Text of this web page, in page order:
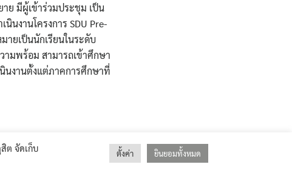
ย มีผู้เข้าร่วมประชุม เป็น
นงานโครงการ SDU Pre-
ายเป็นนักเรียนในระดับ
ามพร้อม สามารถเข้าศึกษา
นงานตั้งแต่ภาคการศึกษาที่
ต จัดเก็บ
ตั้งค่า ยินยอมทั้งหมด